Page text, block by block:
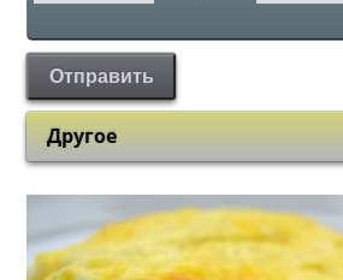
Отправить
Другое